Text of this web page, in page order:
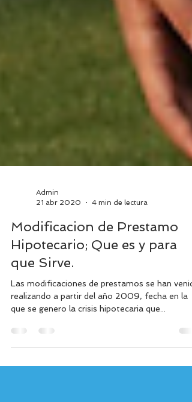
21 abr 2020
4 min de lectura
Modificacion de Prestamo
Hipotecario; Que es y para
que Sirve.
Las modificaciones de prestamos se han
realizando a partir del año 2009, fecha en la
que se genero la crisis hipotecaria que...